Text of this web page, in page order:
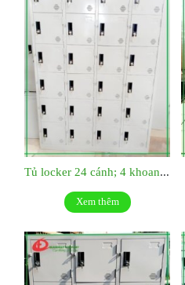
Xem thêm